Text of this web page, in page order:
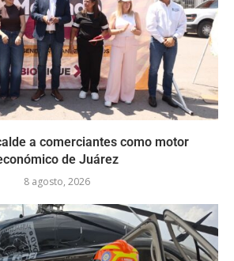
a comerciantes como motor
de Juárez
8 agosto, 2026